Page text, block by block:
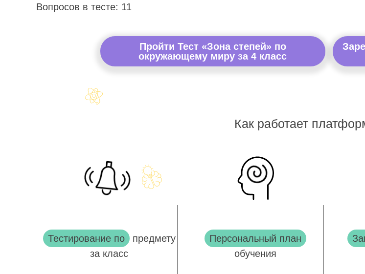
Вопросов в тесте: 11
Пройти Тест «Зона степей» по
окружающему миру за 4 класс
Как работает
Тестирование по предмету
за класс
Персональный план
обучения